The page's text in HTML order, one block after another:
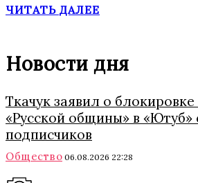
ЧИТАТЬ ДАЛЕЕ
Новости дня
Ткачук заявил о
«Русской общины» в «Ютуб»
подписчиков
Общество 06.08.2026 22:28